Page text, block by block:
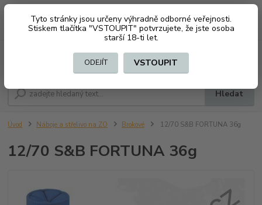
Tyto stránky jsou určeny výhradně odborné veřejnosti.
Stiskem tlačítka "VSTOUPIT" potvrzujete, že jste osoba
starší 18-ti let.
ODEJÍT VSTOUPIT
CZK
Hledat
+420 603794370 za0 Kč
Úvod Náboje a střelivo na ZO Brokové 12/70 S&B FORTUNA 36g
12/70 S&B FORTUNA 36g